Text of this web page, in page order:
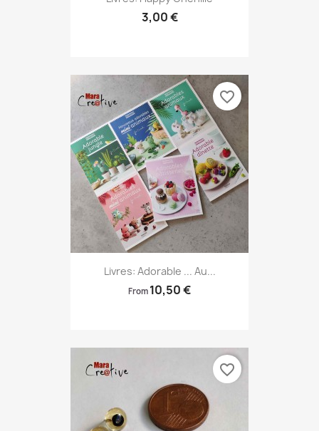
3,00 €
Livres: Adorable ... Au...
From 10,50 €
favorite_border
favorite_border